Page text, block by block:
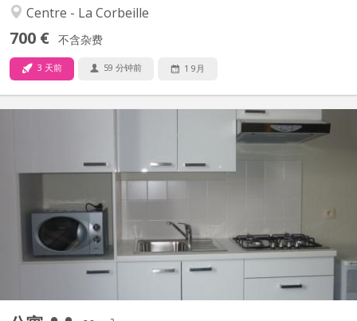
Centre - La Corbeille
700 € 不含杂费
3 天前 59 分钟前 1 9月
KN 399
Cuisine et sdb privées. À côté de l henalux Uniquement pour